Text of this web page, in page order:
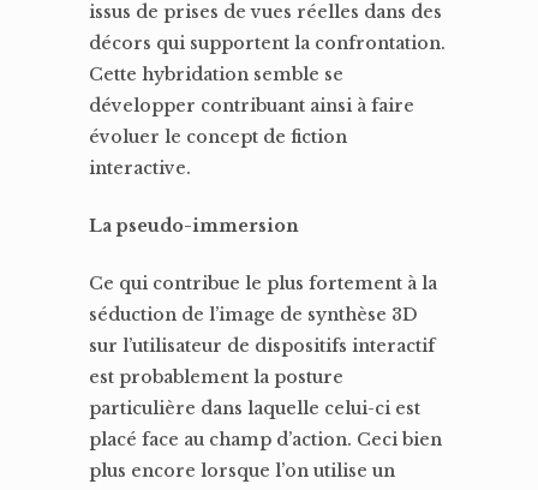
issus de prises de vues réelles dans des
décors qui supportent la confrontation.
Cette hybridation semble se
développer contribuant ainsi à faire
évoluer le concept de fiction
interactive.
La pseudo-immersion
Ce qui contribue le plus fortement à la
séduction de l’image de synthèse 3D
sur l’utilisateur de dispositifs interactif
est probablement la posture
particulière dans laquelle celui-ci est
placé face au champ d’action. Ceci bien
plus encore lorsque l’on utilise un